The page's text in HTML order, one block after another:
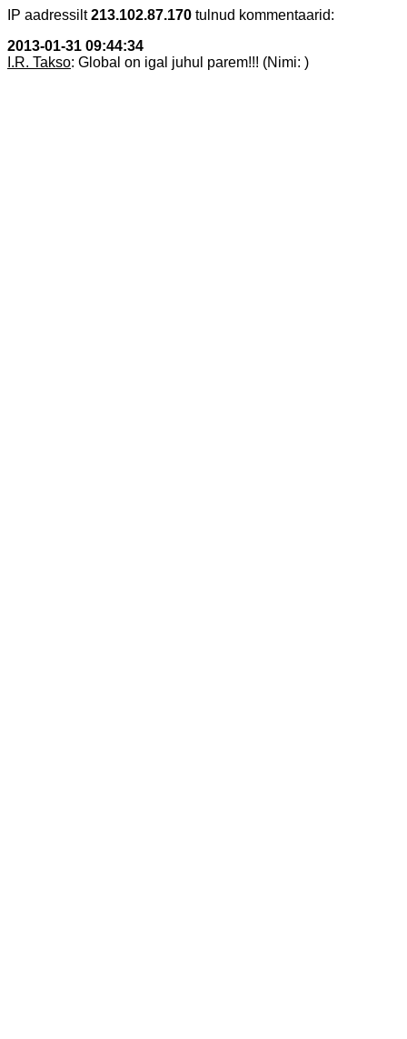
IP aadressilt213.102.87.170 tulnud kommentaarid:
2013-01-31 09:44:34
I.R. Takso: Global on igal juhul parem!!! (Nimi: )